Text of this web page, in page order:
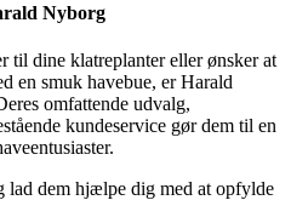
Nyborg
til dine klatreplanter eller ønsker at
en smuk havebue, er Harald
omfattende udvalg,
kundeservice gør dem til en
lad dem hjælpe dig med at opfylde